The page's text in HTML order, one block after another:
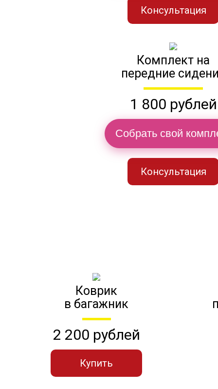
Консультация
Комплект на
передние
1 800 рублей
Собрать свой
Консультация
Коврик
в багажник
2 200 рублей
Купить